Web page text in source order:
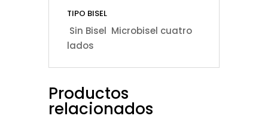
TIPO BISEL
Sin Bisel Microbisel cuatro
lados
Productos
relacionados